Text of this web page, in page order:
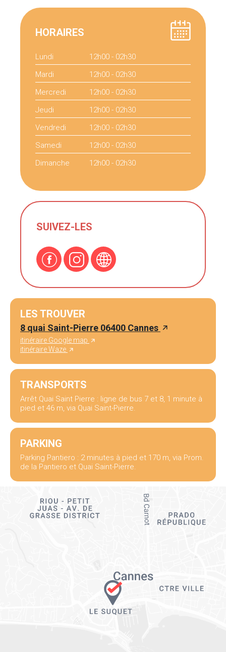
HORAIRES
Lundi
12h00 - 02h30
Mardi
12h00 - 02h30
Mercredi
12h00 - 02h30
Jeudi
12h00 - 02h30
Vendredi
12h00 - 02h30
Samedi
12h00 - 02h30
Dimanche
12h00 - 02h30
SUIVEZ-LES
LES TROUVER
8 quai Saint-Pierre 06400 Cannes
itinéraire Google map
itinéraire Waze
TRANSPORTS
Arrêt Quai Saint Pierre : ligne de bus 7 et 8, 1 minute à
pied et 46 m, via Quai Saint-Pierre.
PARKING
Parking Pantiero : 2 minutes à pied et 170 m, via Prom.
de la Pantiero et Quai Saint-Pierre.